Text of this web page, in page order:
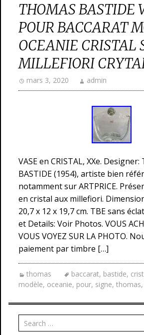
THOMAS BASTIDE
POUR BACCARAT
OCEANIE CRISTAL
MILLEFIORI
mars 3, 2020 admin
VASE en CRISTAL, XXe.
BASTIDE (1954), artiste bien
notamment sur ARTPRICE.
en cristal aux millefiori.
20,7 x 12 x 19,7 cm. TBE sans
et Details: Voir Photos. VOUS
VOUS VOYEZ SUR LA PHOTO.
paiement par timbre […]
thomas baccarat, bastide,
modèle, oceanie, pour, signe, thomas,